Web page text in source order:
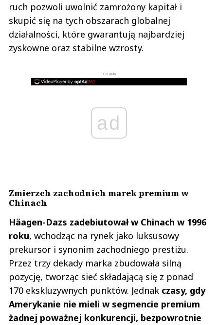
ruch pozwoli uwolnić zamrożony kapitał i
skupić się na tych obszarach globalnej
działalności, które gwarantują najbardziej
zyskowne oraz stabilne wzrosty.
REKLAMA
ad
Zmierzch zachodnich marek premium w
Chinach
Häagen-Dazs zadebiutował w Chinach w 1996
roku, wchodząc na rynek jako luksusowy
prekursor i synonim zachodniego prestiżu.
Przez trzy dekady marka zbudowała silną
pozycję, tworząc sieć składającą się z ponad
170 ekskluzywnych punktów. Jednak czasy, gdy
Amerykanie nie mieli w segmencie premium
żadnej poważnej konkurencji, bezpowrotnie